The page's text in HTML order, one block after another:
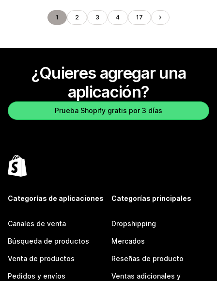
1 2 3 4 17
¿Quieres agregar una
aplicación?
Prueba Shopify gratis por 3 días
Categorías de aplicaciones
Canales de venta
Búsqueda de productos
Venta de productos
Pedidos y envíos
Categorías principales
Dropshipping
Mercados
Reseñas de producto
Ventas adicionales y